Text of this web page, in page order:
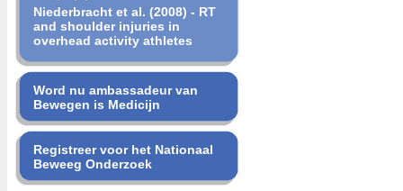
Niederbracht et al. (2008) - RT
and shoulder injuries in
overhead activity athletes
Word nu ambassadeur van
Bewegen is Medicijn
Registreer voor het Nationaal
Beweeg Onderzoek